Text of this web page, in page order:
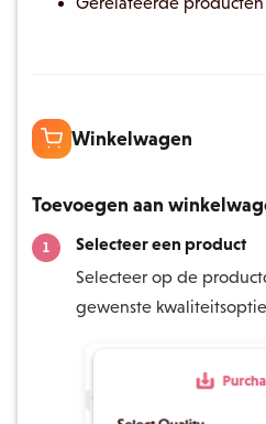
Winkelwagen
Toevoegen aan
Selecteer een product
Selecteer op de
gewenste